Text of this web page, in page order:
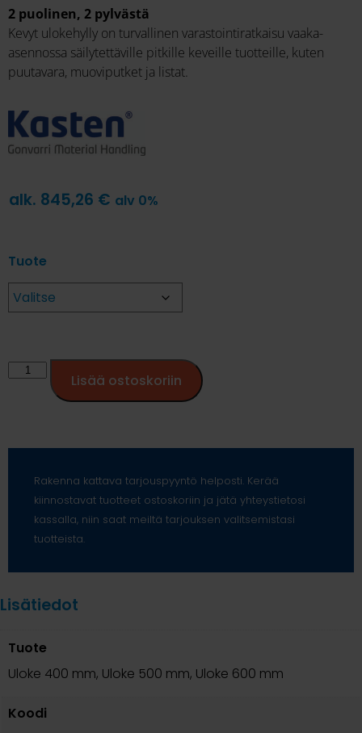
2 puolinen, 2 pylvästä
Kevyt ulokehylly on turvallinen varastointiratkaisu vaaka-
asennossa säilytettäville pitkille keveille tuotteille, kuten
puutavara, muoviputket ja listat.
alk. 845,26 € alv 0%
Tuote
Lisää ostoskoriin
Rakenna kattava tarjouspyyntö helposti. Kerää
kiinnostavat tuotteet ostoskoriin ja jätä yhteystietosi
kassalla, niin saat meiltä tarjouksen valitsemistasi
tuotteista.
Lisätiedot
Tuote
Uloke 400 mm, Uloke 500 mm, Uloke 600 mm
Koodi